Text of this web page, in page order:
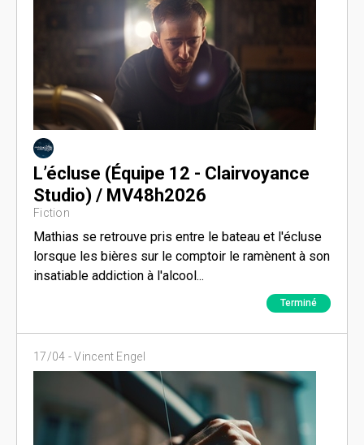
L’écluse (Équipe 12 - Clairvoyance
Studio) / MV48h2026
Fiction
Mathias se retrouve pris entre le bateau et l'écluse
lorsque les bières sur le comptoir le ramènent à son
insatiable addiction à l'alcool...
Terminé
17/04 -Vincent Engel